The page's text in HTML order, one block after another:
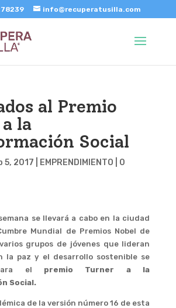
info@recuperatusilla.com
al Premio
la
Social
5, 2017 EMPRENDIMIENTO
0
se llevará a cabo en la ciudad
Mundial de Premios Nobel de
grupos de jóvenes que lideran
la paz y el desarrollo sostenible se
el premio Turner a la
Social.
de la versión número 16 de esta